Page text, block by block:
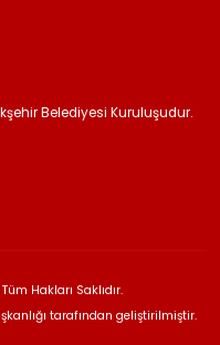
Belediyesi Kuruluşudur.
Hakları Saklıdır.
tarafından geliştirilmiştir.